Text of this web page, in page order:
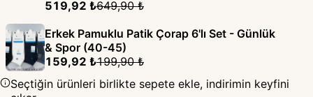
519,92 ₺649,90 ₺
Erkek Pamuklu Patik Çorap 6'lı Set - Günlük
& Spor (40-45)
159,92 ₺199,90 ₺
Seçtiğin ürünleri birlikte sepete ekle, indirimin keyfini